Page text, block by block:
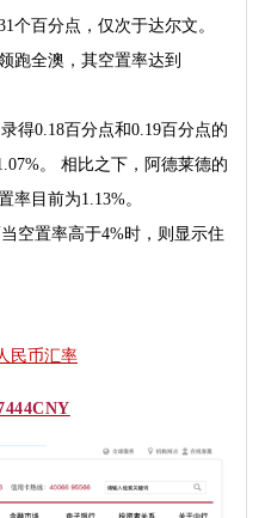
个百分点，仅次于达尔文。
跑全澳，其空置率达到
得0.18百分点和0.19百分点的
。 相比之下，阿德莱德的
率目前为1.13%。
空置率高于4%时，则显示住
民币汇率